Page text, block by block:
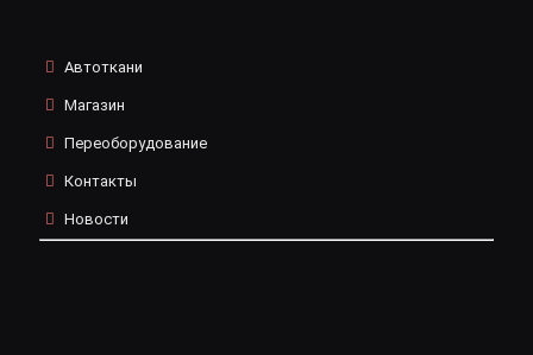
Автоткани
Магазин
Переоборудование
Контакты
Новости